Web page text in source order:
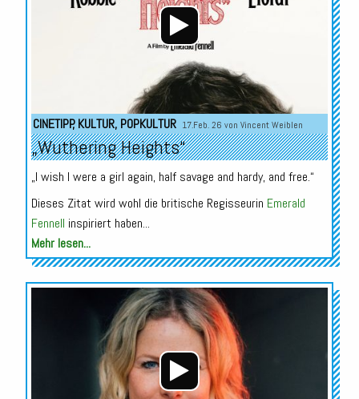
CINETIPP,KULTUR, POPKULTUR 17.Feb. 26 von Vincent Weiblen
„Wuthering Heights“
„I wish I were a girl again, half savage and hardy, and free.“
Dieses Zitat wird wohl die britische Regisseurin Emerald
Fennell inspiriert haben...
Mehr lesen...
Audio-
Player